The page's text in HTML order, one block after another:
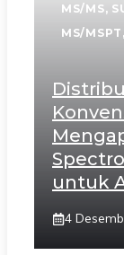
MS/MS,
MS/MSPT ,
untuk
4